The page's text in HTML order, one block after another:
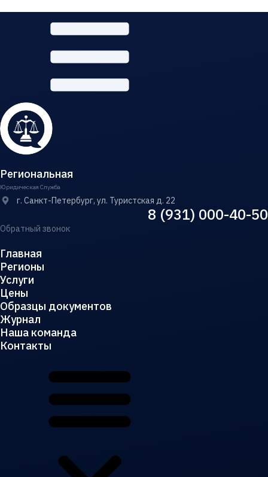
Региональная
Юридическая Служба
г. Санкт-Петербург, ул. Туристская д. 22
8 (931) 000-40-50
Обратный звонок
Главная
Регионы
Услуги
Цены
Образцы документов
Журнал
Наша команда
Контакты